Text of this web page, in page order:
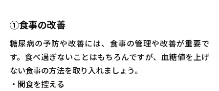
①食事の改善
糖尿病の予防や改善には、食事の管理や改善が重要で
す。食べ過ぎないことはもちろんですが、血糖値を上げ
ない食事の方法を取り入れましょう。
・間食を控える